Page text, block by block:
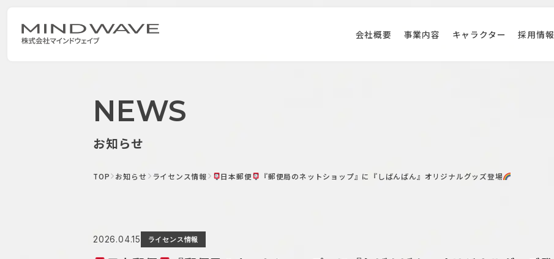
会社概要 事業内容 キャラクター 採用情報
NEWS
お知らせ
TOP お知らせ ライセンス情報 日本郵便 『郵便局のネットショップ』に『しばんばん』オリジナルグッズ登場
2026.04.15 ライセンス情報